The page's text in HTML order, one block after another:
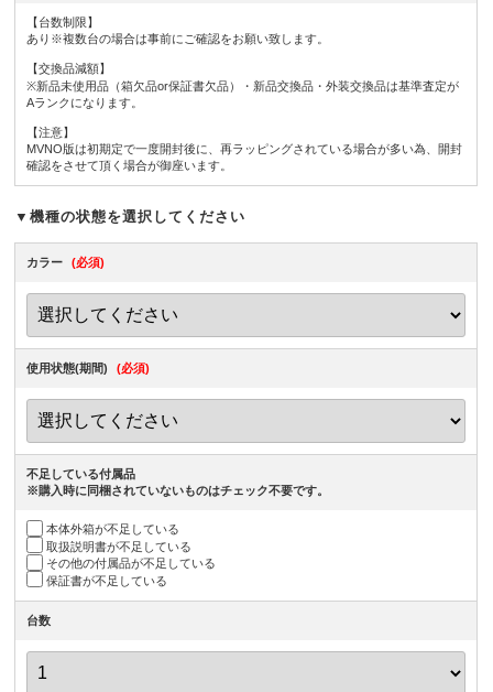
【台数制限】
あり※複数台の場合は事前にご確認をお願い致します。
【交換品減額】
※新品未使用品（箱欠品or保証書欠品）・新品交換品・外装交換品は基準査定が
Aランクになります。
【注意】
MVNO版は初期定で一度開封後に、再ラッピングされている場合が多い為、開封
確認をさせて頂く場合が御座います。
▼機種の状態を選択してください
カラー (必須)
使用状態(期間) (必須)
不足している付属品
※購入時に同梱されていないものはチェック不要です。
本体外箱が不足している
取扱説明書が不足している
その他の付属品が不足している
保証書が不足している
台数